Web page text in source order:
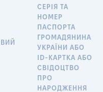
СЕРІЯ ТА
НОМЕР
ПАСПОРТА
ГРОМАДЯНИНА
УКРАЇНИ АБО
ID-КАРТКА АБО
СВІДОЦТВО
ПРО
НАРОДЖЕННЯ